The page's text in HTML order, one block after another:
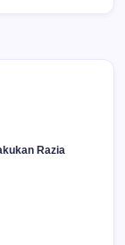
Razia